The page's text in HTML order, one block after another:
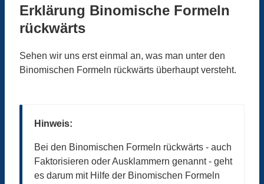
Erklärung Binomische Formeln
rückwärts
Sehen wir uns erst einmal an, was man unter den
Binomischen Formeln rückwärts überhaupt versteht.
Hinweis:
Bei den Binomischen Formeln rückwärts - auch
Faktorisieren oder Ausklammern genannt - geht
es darum mit Hilfe der Binomischen Formeln